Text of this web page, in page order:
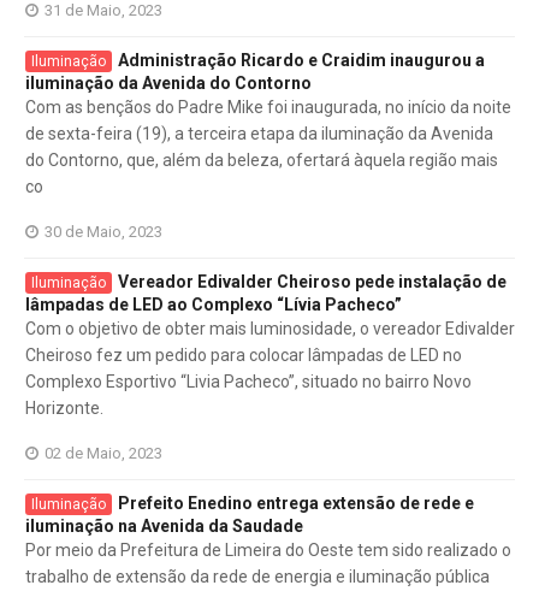
31 de Maio, 2023
Iluminação
Administração Ricardo e Craidim inaugurou a
iluminação da Avenida do Contorno
Com as bençãos do Padre Mike foi inaugurada, no início da noite
de sexta-feira (19), a terceira etapa da iluminação da Avenida
do Contorno, que, além da beleza, ofertará àquela região mais
co
30 de Maio, 2023
Iluminação
Vereador Edivalder Cheiroso pede instalação de
lâmpadas de LED ao Complexo “Lívia Pacheco”
Com o objetivo de obter mais luminosidade, o vereador Edivalder
Cheiroso fez um pedido para colocar lâmpadas de LED no
Complexo Esportivo “Livia Pacheco”, situado no bairro Novo
Horizonte.
02 de Maio, 2023
Iluminação
Prefeito Enedino entrega extensão de rede e
iluminação na Avenida da Saudade
Por meio da Prefeitura de Limeira do Oeste tem sido realizado o
trabalho de extensão da rede de energia e iluminação pública